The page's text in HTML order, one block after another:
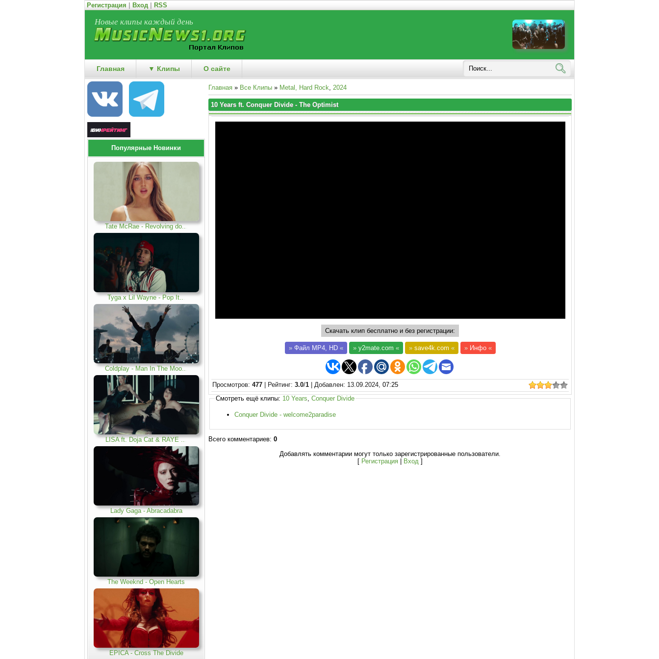
Регистрация Вход RSS
Новые клипы каждый день
Главная ▼ Клипы О сайте
Популярные Новинки
Tate McRae - Revolving do...
Tyga x Lil Wayne - Pop It...
Coldplay - Man In The Moo...
LISA ft. Doja Cat & RAYE ...
Lady Gaga - Abracadabra
The Weeknd - Open Hearts
EPICA - Cross The Divide
Главная » Все Клипы » Metal, Hard Rock, 2024
10 Years ft. Conquer Divide - The Optimist
Скачать клип бесплатно и без регистрации:
»Файл MP4, HD « »y2mate.com « »save4k.com « »Инфо «
Просмотров: 477 Рейтинг: 3.0/1 Добавлен: 13.09.2024, 07:25
Смотреть ещё клипы: 10 Years, Conquer Divide
Conquer Divide - welcome2paradise
Всего комментариев: 0
Добавлять комментарии могут только зарегистрированные пользователи.
[ Регистрация Вход ]